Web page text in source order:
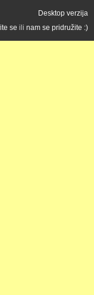
Desktop verzija
se ili nam se pridružite :)